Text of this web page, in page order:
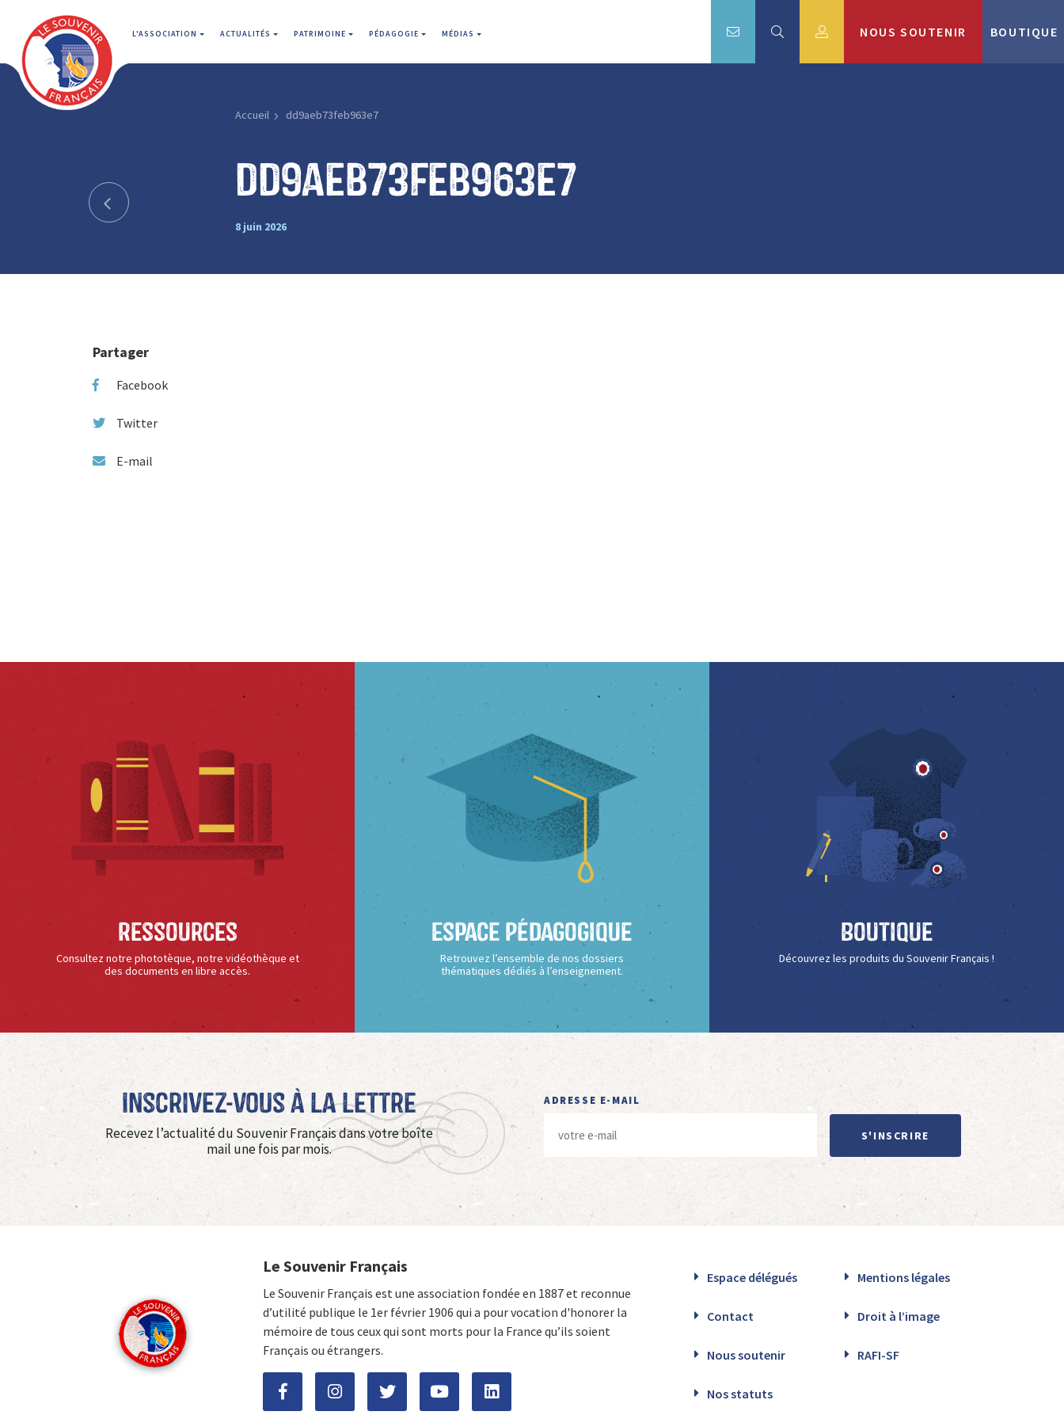
L'ASSOCIATION ACTUALITÉS PATRIMOINE PÉDAGOGIE MÉDIAS NOUS SOUTENIR BOUTIQUE
Accueil dd9aeb73feb963e7
dd9aeb73feb963e7
8 juin 2026
Partager
Facebook
Twitter
E-mail
Ressources
Consultez notre phototèque, notre vidéothèque et
des documents en libre accès.
Espace Pédagogique
Retrouvez l’ensemble de nos dossiers
thématiques dédiés à l’enseignement.
Boutique
Découvrez les produits du Souvenir Français !
Inscrivez-vous à La Lettre
Recevez l’actualité du Souvenir Français dans votre boîte
mail une fois par mois.
ADRESSE E-MAIL
S'INSCRIRE
Le Souvenir Français
Le Souvenir Français est une association fondée en 1887 et reconnue
d’utilité publique le 1er février 1906 qui a pour vocation d'honorer la
mémoire de tous ceux qui sont morts pour la France qu’ils soient
Français ou étrangers.
Espace délégués Mentions légales
Contact Droit à l’image
Nous soutenir RAFI-SF
Nos statuts